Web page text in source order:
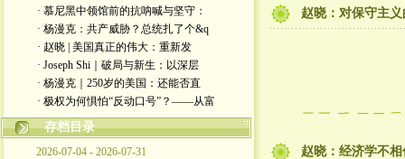
· 慕尼黑中领馆前的抗呐喊与坚守：
· 杨漫克：共产威胁？总统扎了个&q
· 赵晓 | 美国真正的伟大：重新发
· Joseph Shi｜破局与新生：以深层
· 杨漫克｜250岁的美国：还能否直
· 极权为何惧怕“反动口号”？——从富
存档目录
2026-07-04 - 2026-07-31
赵晓：对保守主
赵晓：经济学不